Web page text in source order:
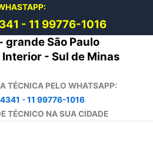
341 - 11 99776-1016
grande São Paulo
- Sul de Minas
TÉCNICA PELO WHATSAPP:
-11 99776-1016
TÉCNICO NA SUA CIDADE